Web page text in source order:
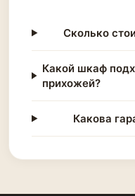
Сколько
Какой шкаф
прихожей?
Какова